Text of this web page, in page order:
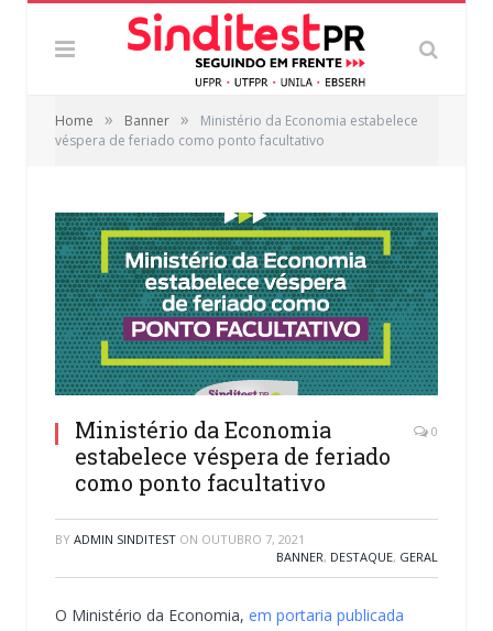
Home » Banner »
Ministério da Economia estabelece
véspera de feriado como ponto facultativo
Ministério da Economia
estabelece véspera de feriado
como ponto facultativo
0
BY ADMIN SINDITEST ON OUTUBRO 7, 2021
BANNER, DESTAQUE, GERAL
O Ministério da Economia, em portaria publicada